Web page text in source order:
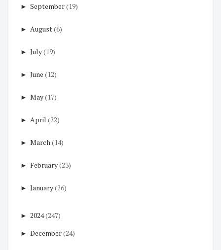
► September(19)
► August(6)
► July(19)
► June (12)
► May(17)
► April (22)
► March (14)
► February(23)
► January(26)
► 2024(247)
► December(24)